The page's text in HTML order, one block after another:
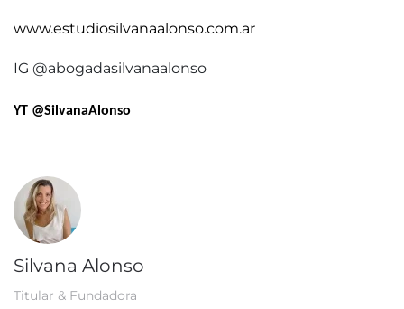
www.estudiosilvanaalonso.com.ar
IG @abogadasilvanaalonso
YT @SilvanaAlonso
Silvana Alonso
Titular & Fundadora